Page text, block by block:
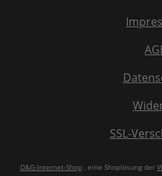
SSL-
D&G-Internet-Shop, eine Shoplösung der